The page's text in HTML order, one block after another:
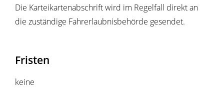
Die Karteikartenabschrift wird im Regelfall direkt an
die zuständige Fahrerlaubnisbehörde gesendet.
Fristen
keine